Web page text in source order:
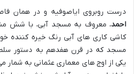
درست روبروی ایاصوفیه و در همان
احمد، معروف به مسجد آبی، با شش
کاشی کاری های آبی رنگ خیره کننده
مسجد که در قرن هفدهم به دستور
یکی از اوج های معماری عثمانی به شمار